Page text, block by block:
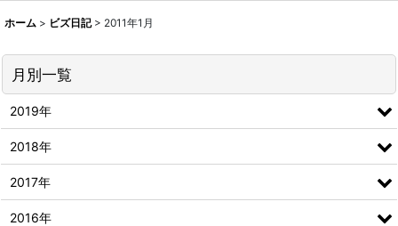
ホーム > ビズ日記 > 2011年1月
月別一覧
2019年
2018年
2017年
2016年